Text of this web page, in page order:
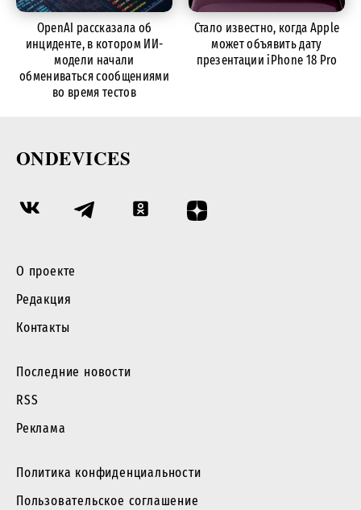
OpenAI рассказала об
инциденте, в котором ИИ-
модели начали
обмениваться сообщениями
во время тестов
Стало известно, когда Apple
может объявить дату
презентации iPhone 18 Pro
ONDEVICES
О проекте
Редакция
Контакты
Последние новости
RSS
Реклама
Политика конфиденциальности
Пользовательское соглашение